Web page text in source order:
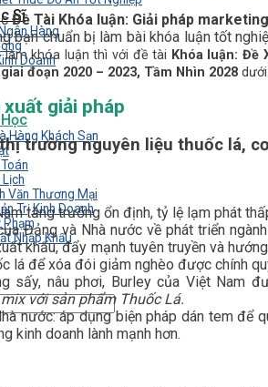
Sĩ
Hàng
Doanh
Hàng Khách Sạn
Lịch
Văn Thương Mại
Trị Kinh Doanh
Phạm
Nhập Khẩu
Đề Tài Khóa luận: Giải pháp
bạn chuẩn bị làm bài khóa luận tốt
khóa luận thì với đề tài Khóa luận: Đề
đoạn 2020 – 2023, Tầm Nhìn 2028
xuất giải pháp
trường nguyên liệu thuốc lá,
tăng trưởng ổn định, tỷ lệ lạm phát
Đảng và Nhà nước về phát triển
khẩu, đẩy mạnh tuyên truyền và
lá để xóa đói giảm nghèo được chính
sấy, nâu phơi, Burley của Việt Nam
với sản phẩm Thuốc Lá.
nước: áp dụng biện pháp dán tem
kinh doanh lành mạnh hơn.